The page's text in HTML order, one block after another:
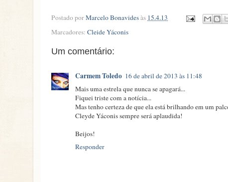
Postado porMarcelo Bonavidesàs 15.4.13
Marcadores: Cleide Yáconis
Um comentário:
Carmem Toledo 16 de abril de 2013 às 11:48
Mais uma estrela que nunca se apagará...
Fiquei triste com a notícia...
Mas tenho certeza de que ela está brilhando em um
Cleyde Yáconis sempre será aplaudida!
Beijos!
Responder